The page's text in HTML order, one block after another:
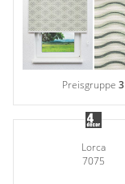
Preisgruppe3
Lorca
7075